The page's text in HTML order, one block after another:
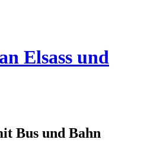
Elsass und
Bus und Bahn